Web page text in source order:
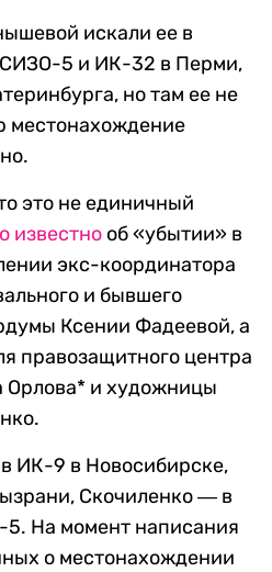
искали ее в
5 и ИК-32 в Перми,
но там ее не
местонахождение
это не единичный
известно об «убытии» в
экс-координатора
и бывшего
Ксении Фадеевой, а
правозащитного центра
Орлова* и художницы
ИК-9 в Новосибирске,
Скочиленко ― в
На момент написания
о местонахождении